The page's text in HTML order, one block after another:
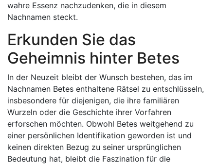
wahre Essenz nachzudenken, die in diesem
Nachnamen steckt.
Erkunden Sie das
Geheimnis hinter Betes
In der Neuzeit bleibt der Wunsch bestehen, das im
Nachnamen Betes enthaltene Rätsel zu entschlüsseln,
insbesondere für diejenigen, die ihre familiären
Wurzeln oder die Geschichte ihrer Vorfahren
erforschen möchten. Obwohl Betes weitgehend zu
einer persönlichen Identifikation geworden ist und
keinen direkten Bezug zu seiner ursprünglichen
Bedeutung hat, bleibt die Faszination für die